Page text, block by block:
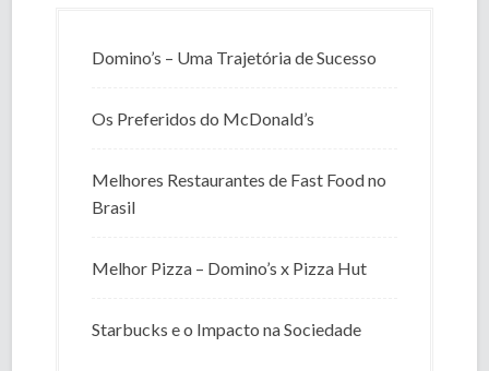
Domino’s – Uma Trajetória de Sucesso
Os Preferidos do McDonald’s
Melhores Restaurantes de Fast Food no
Brasil
Melhor Pizza – Domino’s x Pizza Hut
Starbucks e o Impacto na Sociedade